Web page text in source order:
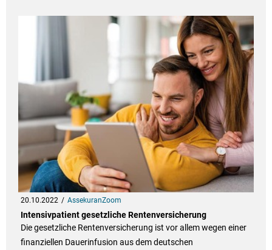
20.10.2022 AssekuranZoom
Intensivpatient gesetzliche Rentenversicherung
Die gesetzliche Rentenversicherung ist vor allem wegen einer
finanziellen Dauerinfusion aus dem deutschen